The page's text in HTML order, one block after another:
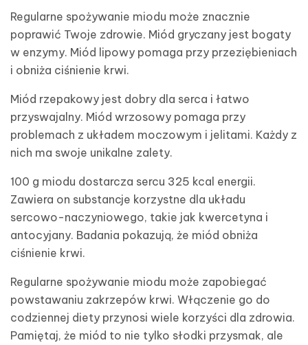
Regularne spożywanie miodu może znacznie
poprawić Twoje zdrowie. Miód gryczany jest bogaty
w enzymy. Miód lipowy pomaga przy przeziębieniach
i obniża ciśnienie krwi.
Miód rzepakowy jest dobry dla serca i łatwo
przyswajalny. Miód wrzosowy pomaga przy
problemach z układem moczowym i jelitami. Każdy z
nich ma swoje unikalne zalety.
100 g miodu dostarcza sercu 325 kcal energii.
Zawiera on substancje korzystne dla układu
sercowo-naczyniowego, takie jak kwercetyna i
antocyjany. Badania pokazują, że miód obniża
ciśnienie krwi.
Regularne spożywanie miodu może zapobiegać
powstawaniu zakrzepów krwi. Włączenie go do
codziennej diety przynosi wiele korzyści dla zdrowia.
Pamiętaj, że miód to nie tylko słodki przysmak, ale